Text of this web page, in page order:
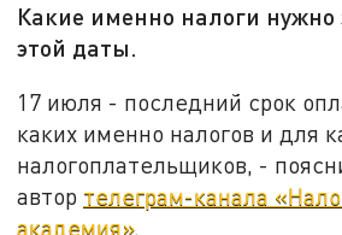
Какие именно налоги нужно
этой даты.
17 июля - последний срок
каких именно налогов и для
налогоплательщиков, -
автор телеграм-канала
академия».